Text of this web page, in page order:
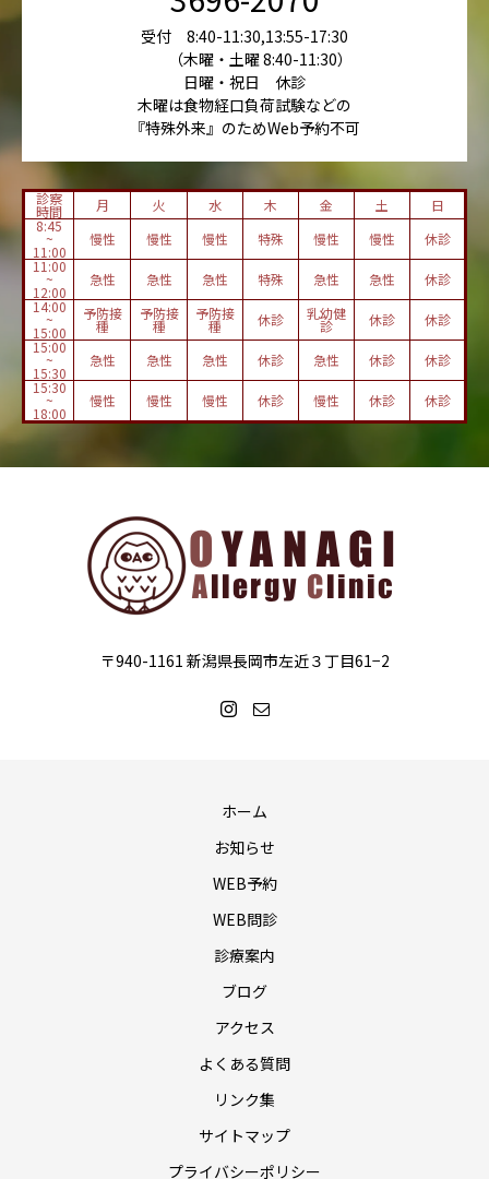
受付 8:40-11:30,13:55-17:30
（木曜・土曜 8:40-11:30）
日曜・祝日 休診
木曜は食物経口負荷試験などの
『特殊外来』のためWeb予約不可
診察
時間 月 火 水 木 金 土
日
8:45
~
11:00
慢性 慢性 慢性 特殊 慢性 慢性
休診
11:00
~
12:00
急性 急性 急性 特殊 急性 急性
休診
14:00
~
15:00
予防接
種
予防接
種
予防接
種 休診 乳幼健
診 休診
休診
15:00
~
15:30
急性 急性 急性 休診 急性 休診
休診
15:30
~
18:00
慢性 慢性 慢性 休診 慢性 休診 休診
〒940-1161 新潟県長岡市左近３丁目61−2
ホーム
お知らせ
WEB予約
WEB問診
診療案内
ブログ
アクセス
よくある質問
リンク集
サイトマップ
プライバシーポリシー